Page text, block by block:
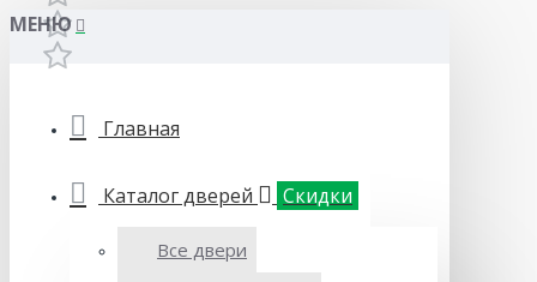
МЕНЮ
Главная
Каталог дверей Скидки
Все двери